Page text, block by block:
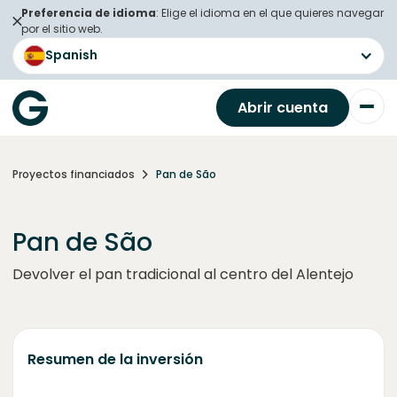
Preferencia de idioma: Elige el idioma en el que quieres navegar
por el sitio web.
Spanish
Abrir cuenta
Proyectos financiados Pan de São
Pan de São
Devolver el pan tradicional al centro del Alentejo
Resumen de la inversión